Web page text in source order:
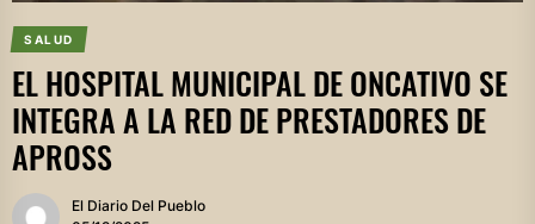
SALUD
EL HOSPITAL MUNICIPAL DE ONCATIVO SE
INTEGRA A LA RED DE PRESTADORES DE
APROSS
El Diario Del Pueblo